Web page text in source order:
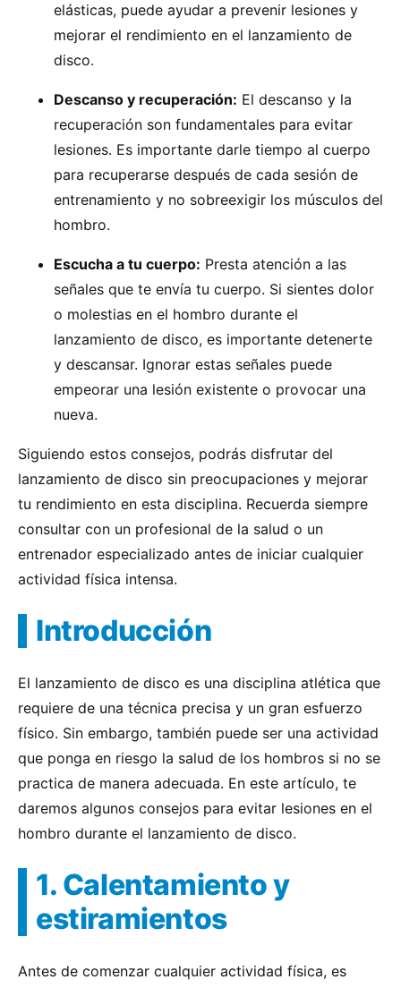
elásticas, puede ayudar a prevenir lesiones y
mejorar el rendimiento en el lanzamiento de
disco.
Descanso y recuperación: El descanso y la
recuperación son fundamentales para evitar
lesiones. Es importante darle tiempo al cuerpo
para recuperarse después de cada sesión de
entrenamiento y no sobreexigir los músculos del
hombro.
Escucha a tu cuerpo: Presta atención a las
señales que te envía tu cuerpo. Si sientes dolor
o molestias en el hombro durante el
lanzamiento de disco, es importante detenerte
y descansar. Ignorar estas señales puede
empeorar una lesión existente o provocar una
nueva.
Siguiendo estos consejos, podrás disfrutar del
lanzamiento de disco sin preocupaciones y mejorar
tu rendimiento en esta disciplina. Recuerda siempre
consultar con un profesional de la salud o un
entrenador especializado antes de iniciar cualquier
actividad física intensa.
Introducción
El lanzamiento de disco es una disciplina atlética que
requiere de una técnica precisa y un gran esfuerzo
físico. Sin embargo, también puede ser una actividad
que ponga en riesgo la salud de los hombros si no se
practica de manera adecuada. En este artículo, te
daremos algunos consejos para evitar lesiones en el
hombro durante el lanzamiento de disco.
1. Calentamiento y
estiramientos
Antes de comenzar cualquier actividad física, es